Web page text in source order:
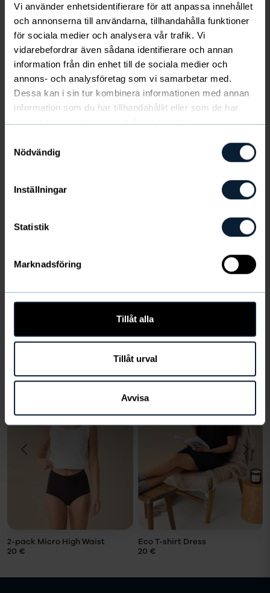
Vi använder enhetsidentifierare för att anpassa innehållet
och annonserna till användarna, tillhandahålla funktioner
för sociala medier och analysera vår trafik. Vi
vidarebefordrar även sådana identifierare och annan
information från din enhet till de sociala medier och
annons- och analysföretag som vi samarbetar med.
Dessa kan i sin tur kombinera informationen med annan
information som du har tillhandahållit eller som de har
samlat in när du har använt deras tjänster.
Nödvändig
Inställningar
Statistik
Marknadsföring
Tillåt alla
Tillåt urval
Avvisa
suomen yhdistyselämä saa 5.5 €
Mukavat alushousut vartalonmyötäisten tai ohuiden
vaatteiden alle ilman näkyviä rajoja.
3-pack (6,7 € / pari)
Näytä lisää
Viimeinen mahdollisuus
VALITSE KOKO
LÄGG I
VARUKORG
2-pack Micro High Waist
20 €
VALITSE
KOKO
Koko
Eco T-shirt Dress
20 €